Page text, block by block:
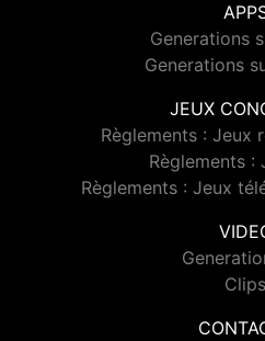
Generations
Generations
JEUX
Règlements : Jeux
Règlements :
Règlements : Jeux
Clips